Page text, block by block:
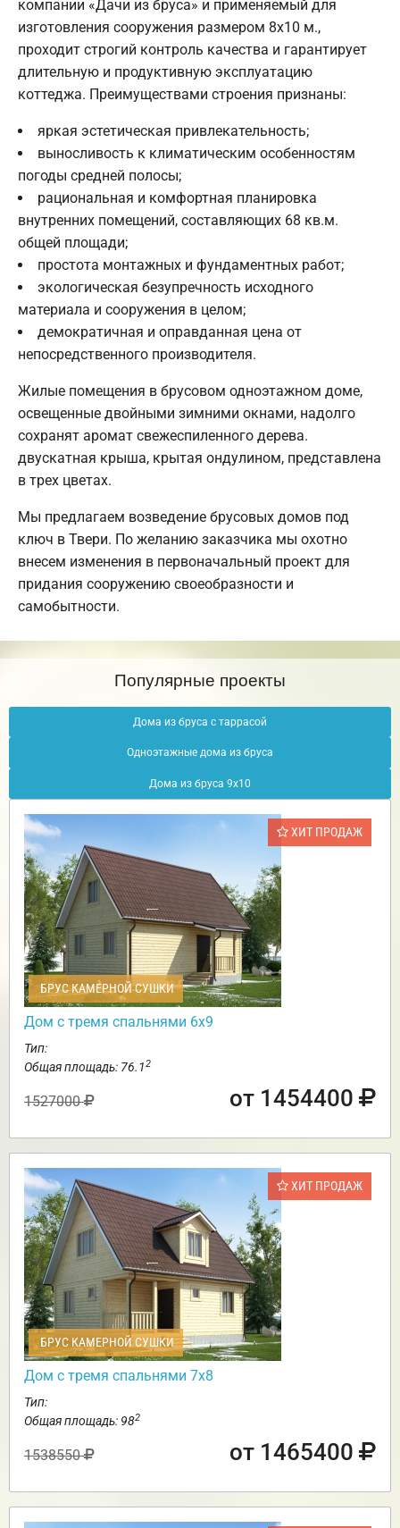
компании «Дачи из бруса» и применяемый для
изготовления сооружения размером 8х10 м.,
проходит строгий контроль качества и гарантирует
длительную и продуктивную эксплуатацию
коттеджа. Преимуществами строения признаны:
яркая эстетическая привлекательность;
выносливость к климатическим особенностям
погоды средней полосы;
рациональная и комфортная планировка
внутренних помещений, составляющих 68 кв.м.
общей площади;
простота монтажных и фундаментных работ;
экологическая безупречность исходного
материала и сооружения в целом;
демократичная и оправданная цена от
непосредственного производителя.
Жилые помещения в брусовом одноэтажном доме,
освещенные двойными зимними окнами, надолго
сохранят аромат свежеспиленного дерева.
двускатная крыша, крытая ондулином, представлена
в трех цветах.
Мы предлагаем возведение брусовых домов под
ключ в Твери. По желанию заказчика мы охотно
внесем изменения в первоначальный проект для
придания сооружению своеобразности и
самобытности.
Популярные проекты
Дома из бруса с таррасой
Одноэтажные дома из бруса
Дома из бруса 9х10
ХИТ ПРОДАЖ
БРУС КАМЕРНОЙ СУШКИ
Дом с тремя спальнями 6х9
Тип:
Общая площадь: 76.12
1527000 от 1454400
ХИТ ПРОДАЖ
БРУС КАМЕРНОЙ СУШКИ
Дом с тремя спальнями 7х8
Тип:
Общая площадь: 982
1538550 от 1465400